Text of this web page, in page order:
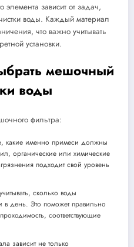
зависит от задач,
воды. Каждый материал
что важно учитывать
установки.
мешочный
воды
фильтра:
какие именно примеси должны
органические или химические
подходит свой уровень
сколько воды
день. Это поможет правильно
соответствующие
зависит не только